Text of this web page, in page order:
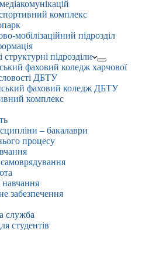
комплекс
мобілізаційний підрозділ
структурні підрозділи
фаховий коледж харчової
ДБТУ
фаховий коледж ДБТУ
комплекс
– бакалаври
процесу
забезпечення
служба
студентів